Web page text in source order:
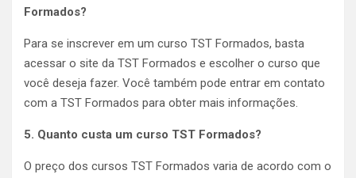
Formados?
Para se inscrever em um curso TST Formados, basta
acessar o site da TST Formados e escolher o curso que
você deseja fazer. Você também pode entrar em contato
com a TST Formados para obter mais informações.
5. Quanto custa um curso TST Formados?
O preço dos cursos TST Formados varia de acordo com o